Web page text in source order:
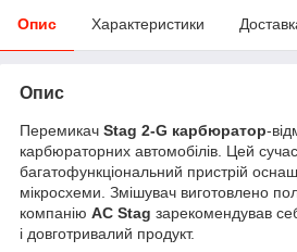
Опис Характеристики
Опис
Перемикач Stag 2-G карбюратор-
карбюраторних автомобілів. Цей
багатофункціональний пристрій
мікросхеми. Змішувач виготовлено
компанію AC Stag зарекомендував
і довготривалий продукт.